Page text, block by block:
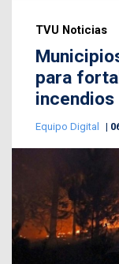
TVU Noticias
para
Equipo Digital